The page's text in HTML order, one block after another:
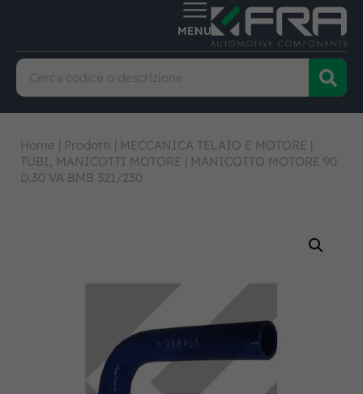
Home | Prodotti | MECCANICA TELAIO E MOTORE |
TUBI, MANICOTTI MOTORE | MANICOTTO MOTORE 90
D.30 VA BMB 321/230